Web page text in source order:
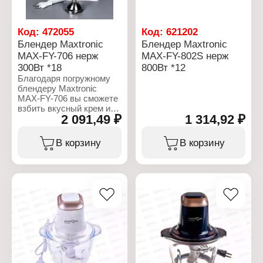
Код: 472055
Блендер Maxtronic
MAX-FY-706 нерж
300Вт *18
Благодаря погружному
блендеру Maxtronic
MAX-FY-706 вы сможете
взбить вкусный крем или
измельчить и
перемешать различные
ингредиенты любого
продукта. Погружная
стали. Турбо-режим –
позволяет блендеру в
течение определенного
времени работать на
максимально возможных
оборотах.
Характеристики:
2 091,49 ₽
В корзину
Код:621202
Блендер Maxtronic
MAX-FY-802S нерж
800Вт *12
1 314,92 ₽
В корзину